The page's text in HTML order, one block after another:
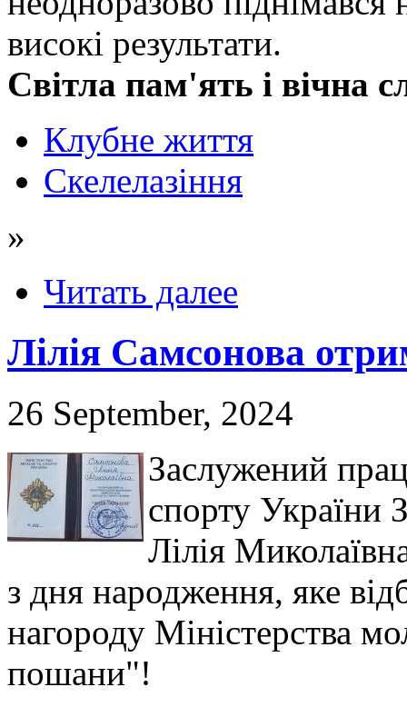
високі результати.
Світла пам'ять і вічна
Клубне життя
Скелелазіння
»
Читать далее
Лілія Самсонова
26 September, 2024
Заслужений
спорту України
Лілія
з дня народження, яке
нагороду Міністерства
пошани"!